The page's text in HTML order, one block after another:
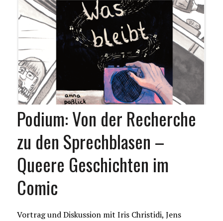
Podium: Von der Recherche
zu den Sprechblasen –
Queere Geschichten im
Comic
Vortrag und Diskussion mit Iris Christidi, Jens